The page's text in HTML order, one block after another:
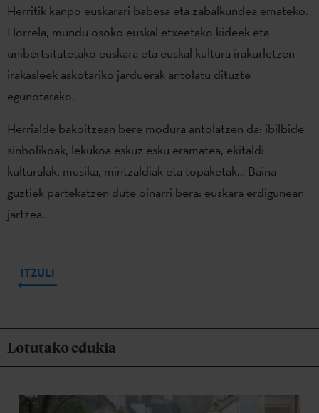
Herritik kanpo euskarari babesa eta zabalkundea emateko.
Horrela, mundu osoko euskal etxeetako kideek eta
unibertsitatetako euskara eta euskal kultura irakurletzen
irakasleek askotariko jarduerak antolatu dituzte
egunotarako.
Herrialde bakoitzean bere modura antolatzen da: ibilbide
sinbolikoak, lekukoa eskuz esku eramatea, ekitaldi
kulturalak, musika, mintzaldiak eta topaketak… Baina
guztiek partekatzen dute oinarri bera: euskara erdigunean
jartzea.
ITZULI
Lotutako edukia